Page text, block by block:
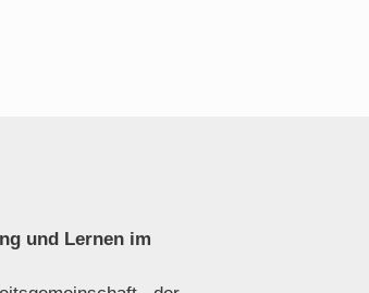
und Lernen im